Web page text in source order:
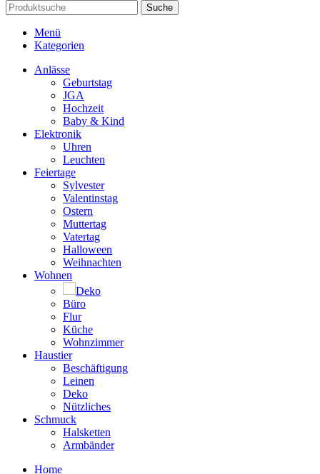
Suche
Menü
Kategorien
Anlässe
Geburtstag
JGA
Hochzeit
Baby & Kind
Elektronik
Uhren
Leuchten
Feiertage
Sylvester
Valentinstag
Ostern
Muttertag
Vatertag
Halloween
Weihnachten
Wohnen
Deko
Büro
Flur
Küche
Wohnzimmer
Haustier
Beschäftigung
Leinen
Deko
Nützliches
Schmuck
Halsketten
Armbänder
Home